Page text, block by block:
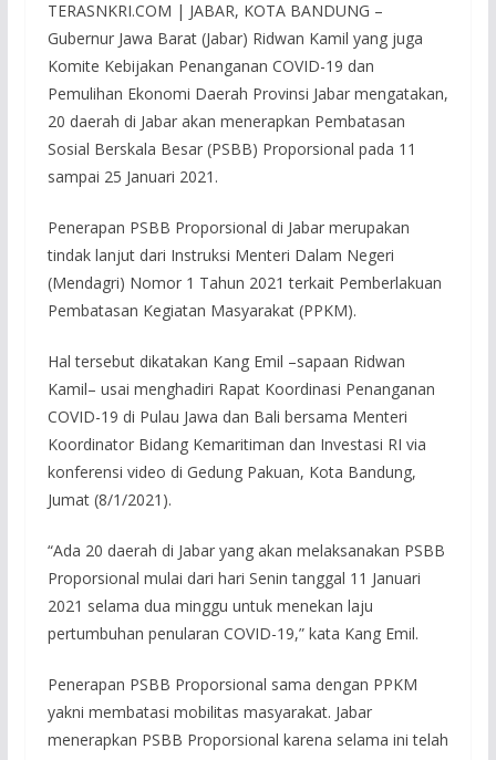
TERASNKRI.COM | JABAR, KOTA BANDUNG –
Gubernur Jawa Barat (Jabar) Ridwan Kamil yang juga
Komite Kebijakan Penanganan COVID-19 dan
Pemulihan Ekonomi Daerah Provinsi Jabar mengatakan,
20 daerah di Jabar akan menerapkan Pembatasan
Sosial Berskala Besar (PSBB) Proporsional pada 11
sampai 25 Januari 2021.
Penerapan PSBB Proporsional di Jabar merupakan
tindak lanjut dari Instruksi Menteri Dalam Negeri
(Mendagri) Nomor 1 Tahun 2021 terkait Pemberlakuan
Pembatasan Kegiatan Masyarakat (PPKM).
Hal tersebut dikatakan Kang Emil –sapaan Ridwan
Kamil– usai menghadiri Rapat Koordinasi Penanganan
COVID-19 di Pulau Jawa dan Bali bersama Menteri
Koordinator Bidang Kemaritiman dan Investasi RI via
konferensi video di Gedung Pakuan, Kota Bandung,
Jumat (8/1/2021).
“Ada 20 daerah di Jabar yang akan melaksanakan PSBB
Proporsional mulai dari hari Senin tanggal 11 Januari
2021 selama dua minggu untuk menekan laju
pertumbuhan penularan COVID-19,” kata Kang Emil.
Penerapan PSBB Proporsional sama dengan PPKM
yakni membatasi mobilitas masyarakat. Jabar
menerapkan PSBB Proporsional karena selama ini telah